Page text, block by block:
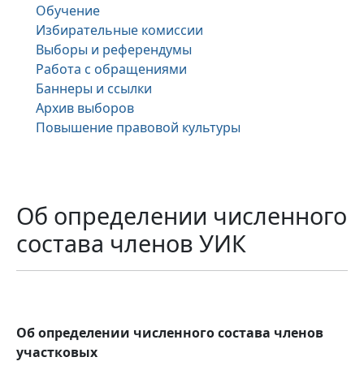
Обучение
Избирательные комиссии
Выборы и референдумы
Работа с обращениями
Баннеры и ссылки
Архив выборов
Повышение правовой культуры
Об определении численного
состава членов УИК
Об определении численного состава членов
участковых